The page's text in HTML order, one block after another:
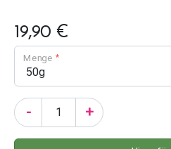
19,90 €
Menge
- +